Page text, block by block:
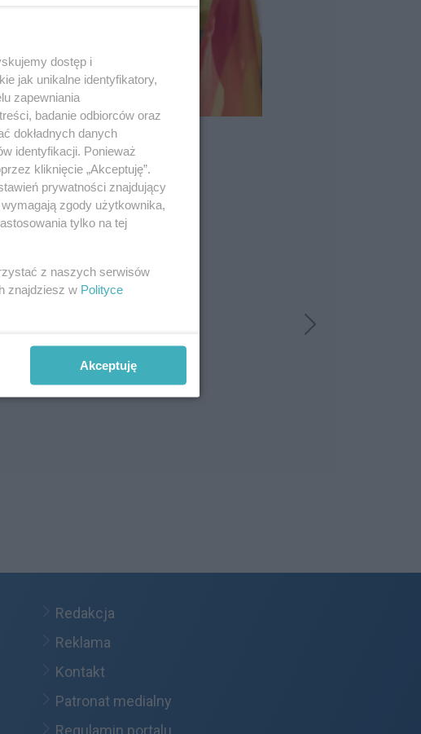
Redakcja
Reklama
Kontakt
Patronat medialny
Regulamin portalu
dostęp i
jak unikalne identyfikatory,
zapewniania
badanie odbiorców oraz
dokładnych danych
identyfikacji. Ponieważ
kliknięcie „Akceptuję”.
prywatności znajdujący
zgody użytkownika,
tylko na tej
z naszych serwisów
znajdziesz w Polityce
Akceptuję